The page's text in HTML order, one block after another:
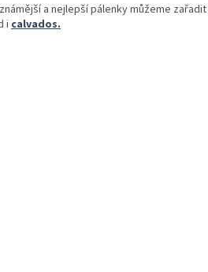
a nejlepší pálenky můžeme zařadit
i calvados.